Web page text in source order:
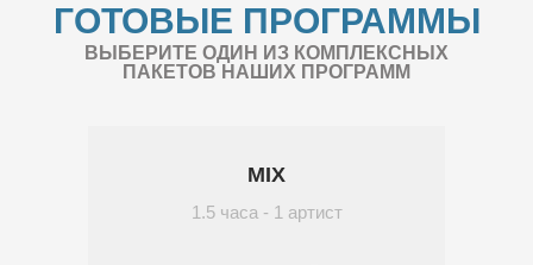
ГОТОВЫЕ ПРОГРАММЫ
ВЫБЕРИТЕ ОДИН ИЗ КОМПЛЕКСНЫХ
ПАКЕТОВ НАШИХ ПРОГРАММ
MIX
1.5 часа - 1 артист